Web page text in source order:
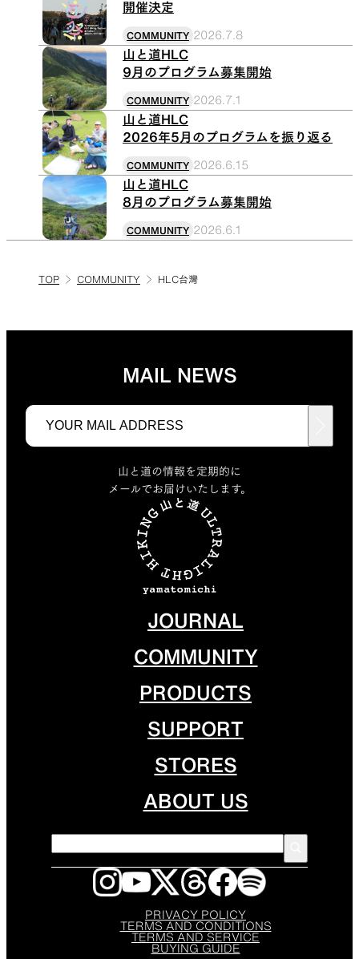
開催決定
COMMUNITY 2026.7.8
山と道HLC
9月のプログラム募集開始
COMMUNITY 2026.7.1
山と道HLC
2026年5月のプログラムを振り返る
COMMUNITY 2026.6.15
山と道HLC
8月のプログラム募集開始
COMMUNITY 2026.6.1
TOP COMMUNITY HLC台灣
MAIL NEWS
山と道の情報を定期的に
メールでお届けいたします。
JOURNAL
COMMUNITY
PRODUCTS
SUPPORT
STORES
ABOUT US
PRIVACY POLICY
TERMS AND CONDITIONS
TERMS AND SERVICE
BUYING GUIDE